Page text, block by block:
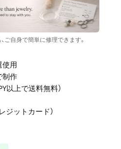
ご自身で簡単に修理できます。
使用
制作
以上で送料無料）
ジットカード）